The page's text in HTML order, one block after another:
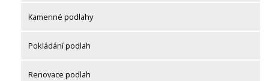
Kamenné podlahy
Pokládání podlah
Renovace podlah